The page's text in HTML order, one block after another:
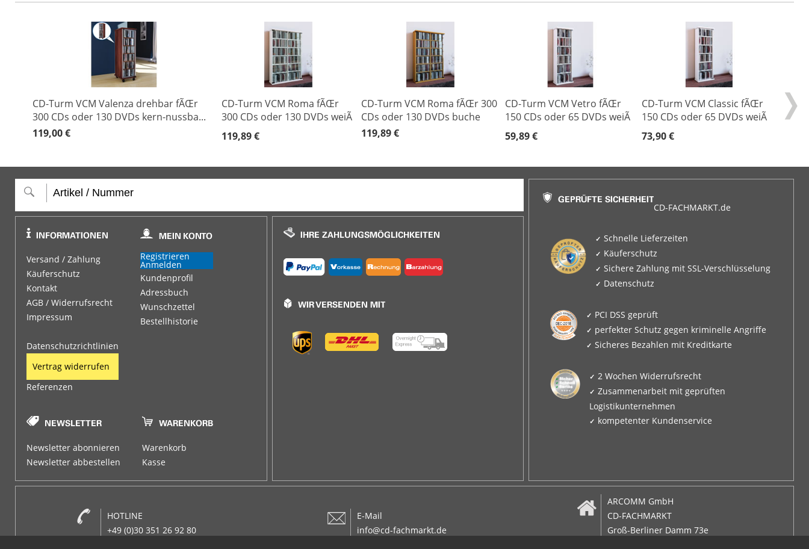
CD-Turm VCM Valenza drehbar fÃŒr
300 CDs oder 130 DVDs kern-nussba...
119,00 €
CD-Turm VCM Roma fÃŒr
300 CDs oder 130 DVDs weiÃ
119,89 €
CD-Turm VCM Roma fÃŒr 300
CDs oder 130 DVDs buche
119,89 €
CD-Turm VCM Vetro fÃŒr
150 CDs oder 65 DVDs weiÃ
59,89 €
CD-Turm VCM Classic fÃŒr
150 CDs oder 65 DVDs weiÃ
73,90 €
Versand / Zahlung
Käuferschutz
Kontakt
AGB / Widerrufsrecht
Impressum
Datenschutzrichtlinien
Vertrag widerrufen
Referenzen
Registrieren
Anmelden
Kundenprofil
Adressbuch
Wunschzettel
Bestellhistorie
Newsletter abonnieren
Newsletter abbestellen
Warenkorb
Kasse
CD-FACHMARKT.de
Schnelle Lieferzeiten
Käuferschutz
Sichere Zahlung mit SSL-Verschlüsselung
Datenschutz
PCI DSS geprüft
perfekter Schutz gegen kriminelle Angriffe
Sicheres Bezahlen mit Kreditkarte
2 Wochen Widerrufsrecht
Zusammenarbeit mit geprüften
Logistikunternehmen
kompetenter Kundenservice
HOTLINE
+49 (0)30 351 26 92 80
E-Mail
info@cd-fachmarkt.de
ARCOMM GmbH
CD-FACHMARKT
Groß-Berliner Damm 73e